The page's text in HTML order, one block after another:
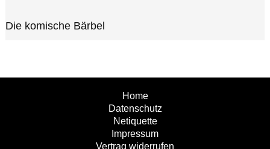
Die komische Bärbel
Home
Datenschutz
Netiquette
Impressum
Vertrag widerrufen